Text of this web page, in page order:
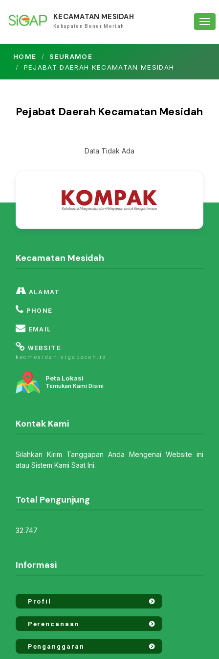
KECAMATAN MESIDAH
Kabupaten Bener Meriah
HOME
SEURAMOE
PEJABAT DAERAH KECAMATAN MESIDAH
Pejabat Daerah Kecamatan Mesidah
Data Tidak Ada
Kecamatan Mesidah
ALAMAT
PHONE
EMAIL
WEBSITE
kecmesidah.sigapaceh.id
Peta Lokasi
Temukan Kami Disini
Kontak Kami
Silahkan Kirim Tanggapan Anda Mengenai Website ini
atau Sistem Kami Saat Ini.
Total Pengunjung
32.747
Informasi
Profil
Perencanaan
Penganggaran